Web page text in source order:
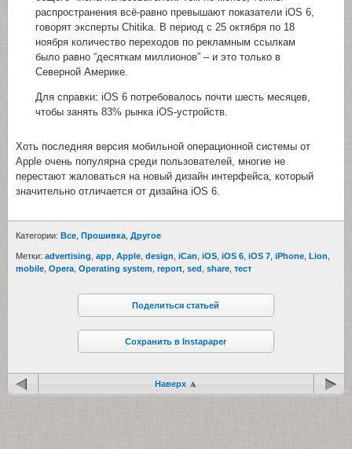
распространения всё-равно превышают показатели iOS 6,
говорят эксперты Chitika. В период с 25 октября по 18
ноября количество переходов по рекламным ссылкам
было равно “десяткам миллионов” – и это только в
Северной Америке.
Для справки: iOS 6 потребовалось почти шесть месяцев,
чтобы занять 83% рынка iOS-устройств.
Хоть последняя версия мобильной операционной системы от
Apple очень популярна среди пользователей, многие не
перестают жаловаться на новый дизайн интерфейса, который
значительно отличается от дизайна iOS 6.
Категории: Все Прошивка Другое
Метки: advertising app Apple design iCan iOS iOS 6 iOS 7 iPhone Lion
mobile Opera Operating system report sed share тест
Поделиться статьей
Сохранить в Instapaper
Наверх